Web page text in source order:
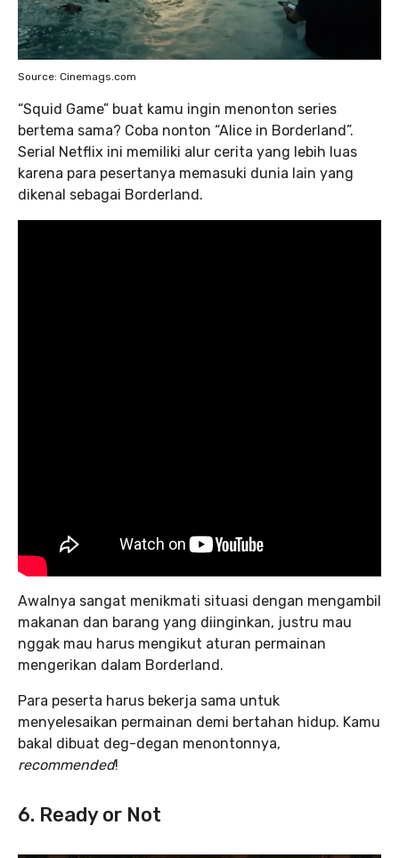
Source: Cinemags.com
“Squid Game” buat kamu ingin menonton series
bertema sama? Coba nonton “Alice in Borderland”.
Serial Netflix ini memiliki alur cerita yang lebih luas
karena para pesertanya memasuki dunia lain yang
dikenal sebagai Borderland.
Awalnya sangat menikmati situasi dengan mengambil
makanan dan barang yang diinginkan, justru mau
nggak mau harus mengikut aturan permainan
mengerikan dalam Borderland.
Para peserta harus bekerja sama untuk
menyelesaikan permainan demi bertahan hidup. Kamu
bakal dibuat deg-degan menontonnya,
recommended!
6. Ready or Not